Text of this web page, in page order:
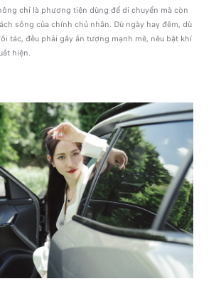
chỉ là phương tiện dùng để di chuyển mà còn
sống của chính chủ nhân. Dù ngày hay đêm, dù
tác, đều phải gây ấn tượng mạnh mẽ, nêu bật khí
hiện.